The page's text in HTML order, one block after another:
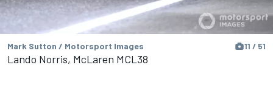
Mark Sutton / Motorsport Images 11 / 51
Lando Norris, McLaren MCL38